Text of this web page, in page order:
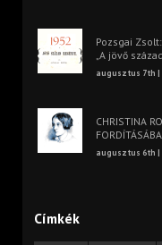
Pozsgai
„A jövő
augusztus 7th |
CHRISTINA
augusztus 6th |
Címkék